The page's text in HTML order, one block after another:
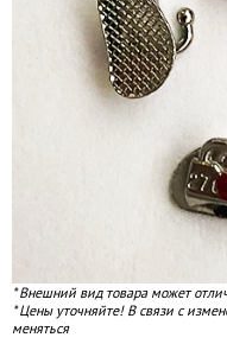
* Внешний вид товара может
* Цены уточняйте! В связи с
меняться